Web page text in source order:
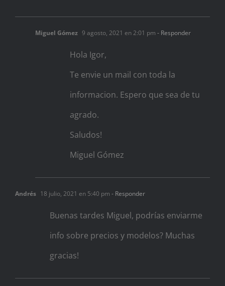
Miguel Gómez 9 agosto, 2021 en 2:01 pm - Responder
Hola Igor,
Te envie un mail con toda la
informacion. Espero que sea de tu
agrado.
Saludos!
Miguel Gómez
Andrés 18 julio, 2021 en 5:40 pm - Responder
Buenas tardes Miguel, podrías enviarme
info sobre precios y modelos? Muchas
gracias!